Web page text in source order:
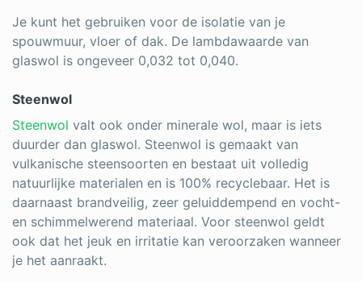
Je kunt het gebruiken voor de isolatie van je
spouwmuur, vloer of dak. De lambdawaarde van
glaswol is ongeveer 0,032 tot 0,040.
Steenwol
Steenwol valt ook onder minerale wol, maar is iets
duurder dan glaswol. Steenwol is gemaakt van
vulkanische steensoorten en bestaat uit volledig
natuurlijke materialen en is 100% recyclebaar. Het is
daarnaast brandveilig, zeer geluiddempend en vocht-
en schimmelwerend materiaal. Voor steenwol geldt
ook dat het jeuk en irritatie kan veroorzaken wanneer
je het aanraakt.